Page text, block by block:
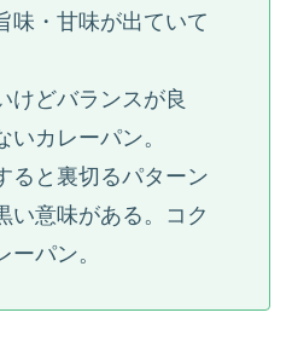
味・甘味が出ていて
けどバランスが良
カレーパン。
ると裏切るパターン
い意味がある。コク
ーパン。